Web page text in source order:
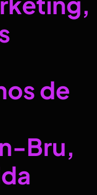
de
Bru,